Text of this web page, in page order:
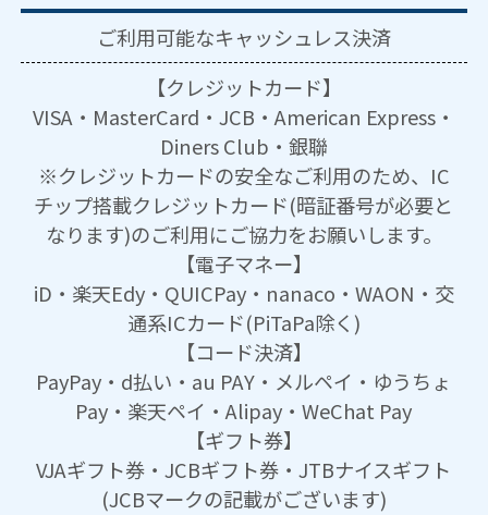
ご利用可能なキャッシュレス決済
【クレジットカード】
VISA・MasterCard・JCB・American Express・
Diners Club・銀聯
※クレジットカードの安全なご利用のため、IC
チップ搭載クレジットカード(暗証番号が必要と
なります)のご利用にご協力をお願いします。
【電子マネー】
iD・楽天Edy・QUICPay・nanaco・WAON・交
通系ICカード(PiTaPa除く)
【コード決済】
PayPay・d払い・au PAY・メルペイ・ゆうちょ
Pay・楽天ペイ・Alipay・WeChat Pay
【ギフト券】
VJAギフト券・JCBギフト券・JTBナイスギフト
(JCBマークの記載がございます)